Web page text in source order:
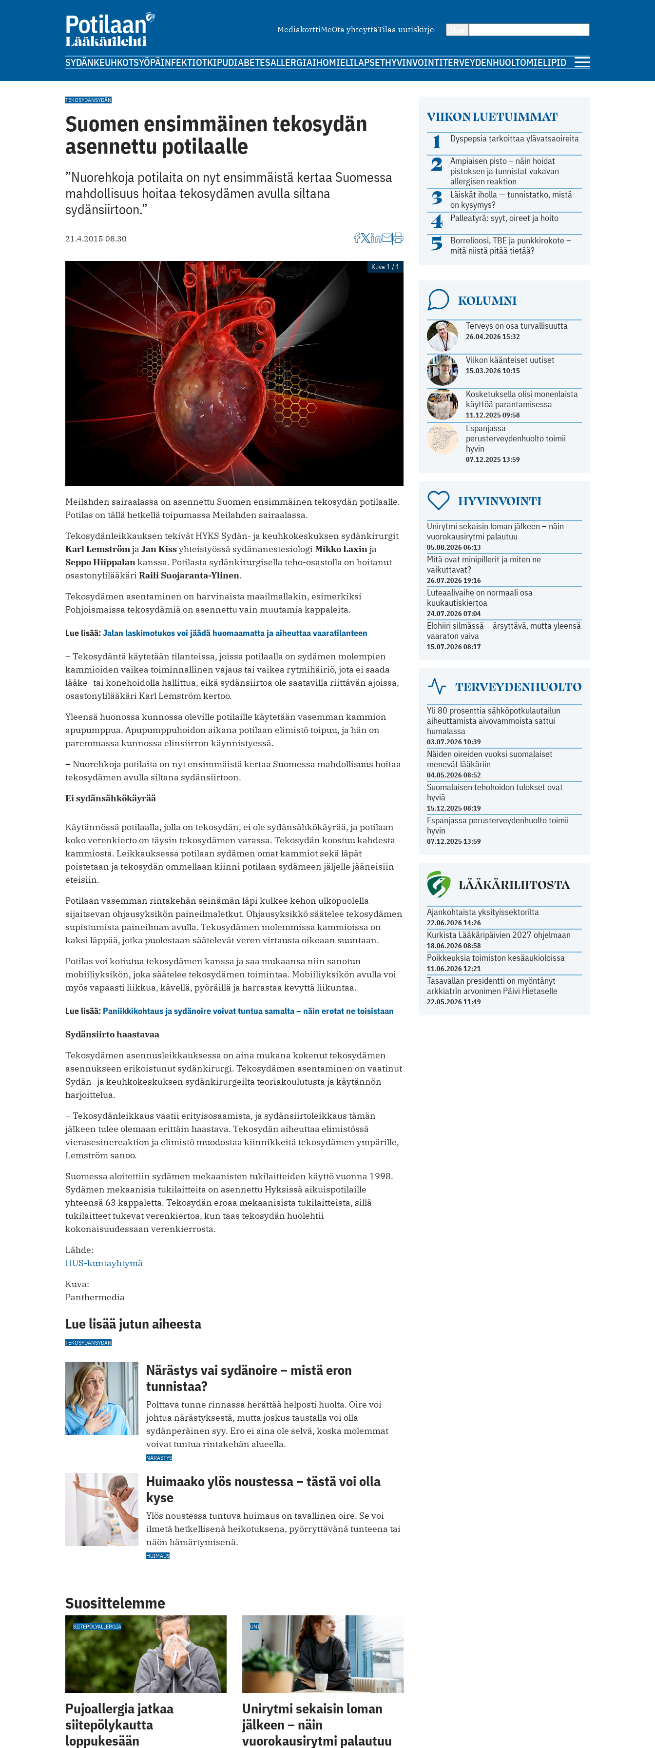
MediakorttiMeOta yhteyttäTilaa uutiskirje
SYDÄNKEUHKOTSYÖPÄINFEKTIOTKIPUDIABETESALLERGIAIHOMIELILAPSETHYVINVOINTITERVEYDENHUOLTOMIELIPIDE
VIIKON LUETUIMMAT
1 Dyspepsia tarkoittaa ylävatsaoireita
2
Ampiaisen pisto – näin hoidat
pistoksen ja tunnistat vakavan
allergisen reaktion
3
Läiskät iholla — tunnistatko, mistä
on kysymys?
4 Palleatyrä: syyt, oireet ja hoito
5
Borrelioosi, TBE ja punkkirokote –
mitä niistä pitää tietää?
KOLUMNI
Terveys on osa turvallisuutta
26.04.2026 15:32
Viikon käänteiset uutiset
15.03.2026 10:15
Kosketuksella olisi monenlaista
käyttöä parantamisessa
11.12.2025 09:58
Espanjassa
perusterveydenhuolto toimii
hyvin
07.12.2025 13:59
HYVINVOINTI
Unirytmi sekaisin loman jälkeen – näin
vuorokausirytmi palautuu
05.08.2026 06:13
Mitä ovat minipillerit ja miten ne
vaikuttavat?
26.07.2026 19:16
Luteaalivaihe on normaali osa
kuukautiskiertoa
24.07.2026 07:04
Elohiiri silmässä – ärsyttävä, mutta yleensä
vaaraton vaiva
15.07.2026 08:17
TERVEYDENHUOLTO
Yli 80 prosenttia sähköpotkulautailun
aiheuttamista aivovammoista sattui
humalassa
03.07.2026 10:39
Näiden oireiden vuoksi suomalaiset
menevät lääkäriin
04.05.2026 08:52
Suomalaisen tehohoidon tulokset ovat
hyviä
15.12.2025 08:19
Espanjassa perusterveydenhuolto toimii
hyvin
07.12.2025 13:59
LÄÄKÄRILIITOSTA
Ajankohtaista yksityissektorilta
22.06.2026 14:26
Kurkista Lääkäripäivien 2027 ohjelmaan
18.06.2026 08:58
Poikkeuksia toimiston kesäaukioloissa
11.06.2026 12:21
Tasavallan presidentti on myöntänyt
arkkiatrin arvonimen Päivi Hietaselle
22.05.2026 11:49
TEKOSYDÄNSYDÄN
Suomen ensimmäinen tekosydän
asennettu potilaalle
”Nuorehkoja potilaita on nyt ensimmäistä kertaa Suomessa
mahdollisuus hoitaa tekosydämen avulla siltana
sydänsiirtoon.”
21.4.2015 08.30
Kuva 1 / 1
Meilahden sairaalassa on asennettu Suomen ensimmäinen tekosydän potilaalle.
Potilas on tällä hetkellä toipumassa Meilahden sairaalassa.
Tekosydänleikkauksen tekivät HYKS Sydän- ja keuhkokeskuksen sydänkirurgit
Karl Lemströmja Jan Kissyhteistyössä sydänanestesiologi Mikko Laxinja
Seppo Hiippalankanssa. Potilasta sydänkirurgisella teho-osastolla on hoitanut
osastonylilääkäri Raili Suojaranta-Ylinen.
Tekosydämen asentaminen on harvinaista maailmallakin, esimerkiksi
Pohjoismaissa tekosydämiä on asennettu vain muutamia kappaleita.
Lue lisää:Jalan laskimotukos voi jäädä huomaamatta ja aiheuttaa vaaratilanteen
– Tekosydäntä käytetään tilanteissa, joissa potilaalla on sydämen molempien
kammioiden vaikea toiminnallinen vajaus tai vaikea rytmihäiriö, jota ei saada
lääke- tai konehoidolla hallittua, eikä sydänsiirtoa ole saatavilla riittävän ajoissa,
osastonylilääkäri Karl Lemström kertoo.
Yleensä huonossa kunnossa oleville potilaille käytetään vasemman kammion
apupumppua. Apupumppuhoidon aikana potilaan elimistö toipuu, ja hän on
paremmassa kunnossa elinsiirron käynnistyessä.
– Nuorehkoja potilaita on nyt ensimmäistä kertaa Suomessa mahdollisuus hoitaa
tekosydämen avulla siltana sydänsiirtoon.
Ei sydänsähkökäyrää
Käytännössä potilaalla, jolla on tekosydän, ei ole sydänsähkökäyrää, ja potilaan
koko verenkierto on täysin tekosydämen varassa. Tekosydän koostuu kahdesta
kammiosta. Leikkauksessa potilaan sydämen omat kammiot sekä läpät
poistetaan ja tekosydän ommellaan kiinni potilaan sydämeen jäljelle jääneisiin
eteisiin.
Potilaan vasemman rintakehän seinämän läpi kulkee kehon ulkopuolella
sijaitsevan ohjausyksikön paineilmaletkut. Ohjausyksikkö säätelee tekosydämen
supistumista paineilman avulla. Tekosydämen molemmissa kammioissa on
kaksi läppää, jotka puolestaan säätelevät veren virtausta oikeaan suuntaan.
Potilas voi kotiutua tekosydämen kanssa ja saa mukaansa niin sanotun
mobiiliyksikön, joka säätelee tekosydämen toimintaa. Mobiiliyksikön avulla voi
myös vapaasti liikkua, kävellä, pyöräillä ja harrastaa kevyttä liikuntaa.
Lue lisää: Paniikkikohtaus ja sydänoire voivat tuntua samalta – näin erotat ne toisistaan
Sydänsiirto haastavaa
Tekosydämen asennusleikkauksessa on aina mukana kokenut tekosydämen
asennukseen erikoistunut sydänkirurgi. Tekosydämen asentaminen on vaatinut
Sydän- ja keuhkokeskuksen sydänkirurgeilta teoriakoulutusta ja käytännön
harjoittelua.
– Tekosydänleikkaus vaatii erityisosaamista, ja sydänsiirtoleikkaus tämän
jälkeen tulee olemaan erittäin haastava. Tekosydän aiheuttaa elimistössä
vierasesinereaktion ja elimistö muodostaa kiinnikkeitä tekosydämen ympärille,
Lemström sanoo.
Suomessa aloitettiin sydämen mekaanisten tukilaitteiden käyttö vuonna 1998.
Sydämen mekaanisia tukilaitteita on asennettu Hyksissä aikuispotilaille
yhteensä 63 kappaletta. Tekosydän eroaa mekaanisista tukilaitteista, sillä
tukilaitteet tukevat verenkiertoa, kun taas tekosydän huolehtii
kokonaisuudessaan verenkierrosta.
Lähde:
HUS-kuntayhtymä
Kuva:
Panthermedia
Lue lisää jutun aiheesta
TEKOSYDÄNSYDÄN
Närästys vai sydänoire – mistä eron
tunnistaa?
Polttava tunne rinnassa herättää helposti huolta. Oire voi
johtua närästyksestä, mutta joskus taustalla voi olla
sydänperäinen syy. Ero ei aina ole selvä, koska molemmat
voivat tuntua rintakehän alueella.
NÄRÄSTYS
Huimaako ylös noustessa – tästä voi olla
kyse
Ylös noustessa tuntuva huimaus on tavallinen oire. Se voi
ilmetä hetkellisenä heikotuksena, pyörryttävänä tunteena tai
näön hämärtymisenä.
HUIMAUS
Suosittelemme
SIITEPÖLYALLERGIA
Pujoallergia jatkaa
siitepölykautta
loppukesään
UNI
Unirytmi sekaisin loman
jälkeen – näin
vuorokausirytmi palautuu